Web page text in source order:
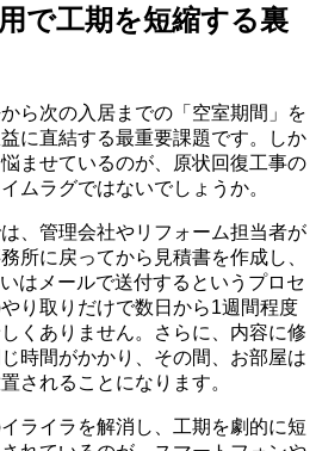
で工期を短縮する裏
ら次の入居までの「空室期間」を
に直結する最重要課題です。しか
ませているのが、原状回復工事の
ムラグではないでしょうか。
、管理会社やリフォーム担当者が
所に戻ってから見積書を作成し、
はメールで送付するというプロセ
り取りだけで数日から1週間程度
くありません。さらに、内容に修
時間がかかり、その間、お部屋は
されることになります。
ライラを解消し、工期を劇的に短